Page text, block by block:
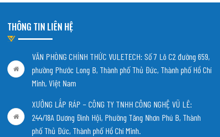
THÔNG TIN LIÊN HỆ
VĂN PHÒNG CHÍNH THỨC VULETECH: Số 7 Lô C2 đường 659,
phường Phước Long B, Thành phố Thủ Đức, Thành phố Hồ Chí
Minh, Việt Nam
XƯỞNG LẮP RÁP – CÔNG TY TNHH CÔNG NGHỆ VŨ LÊ:
244/18A Dương Đình Hội, Phường Tăng Nhơn Phú B, Thành
phố Thủ Đức, Thành phố Hồ Chí Minh.